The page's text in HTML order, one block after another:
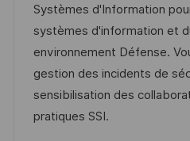
i
ó
n
d
e
p
u
b
l
m
p
l
e
o
g
o
r
í
a
Systèmes d'Information
systèmes d'information et
environnement Défense.
gestion des incidents de
sensibilisation des
pratiques SSI.